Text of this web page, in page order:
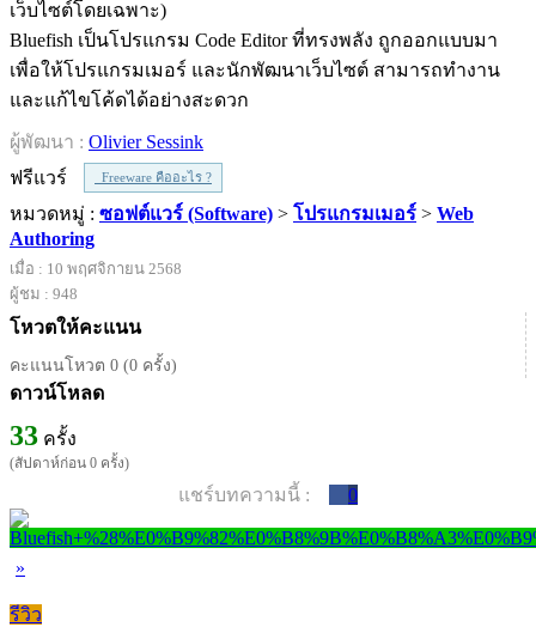
Bluefish เป็นโปรแกรม Code Editor ที่ทรงพลัง ถูกออกแบบมา
เพื่อให้โปรแกรมเมอร์ และนักพัฒนาเว็บไซต์ สามารถทำงาน
และแก้ไขโค้ดได้อย่างสะดวก
ผู้พัฒนา : Olivier Sessink
ฟรีแวร์
Freeware คืออะไร ?
หมวดหมู่ : ซอฟต์แวร์ (Software) > โปรแกรมเมอร์ > Web
Authoring
เมื่อ : 10 พฤศจิกายน 2568
ผู้ชม : 948
โหวตให้คะแนน
คะแนนโหวต 0 (0 ครั้ง)
ดาวน์โหลด
33 ครั้ง
(สัปดาห์ก่อน 0 ครั้ง)
แชร์บทความนี้ : 0
»
รีวิว